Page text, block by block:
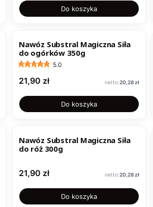
Do koszyka
Nawóz Substral Magiczna Siła
do ogórków 350g
5.0
Cena
21,90 zł Cena
20,28 zł
Do koszyka
Nawóz Substral Magiczna Siła
do róż 300g
Cena
21,90 zł Cena
20,28 zł
Do koszyka